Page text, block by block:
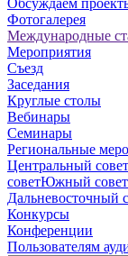
Обсуждаем
Фотогалерея
Международные
Мероприятия
Съезд
Заседания
Круглые столы
Вебинары
Семинары
Региональные
Центральный совет
советЮжный совет
Дальневосточный
Конкурсы
Конференции
Пользователям